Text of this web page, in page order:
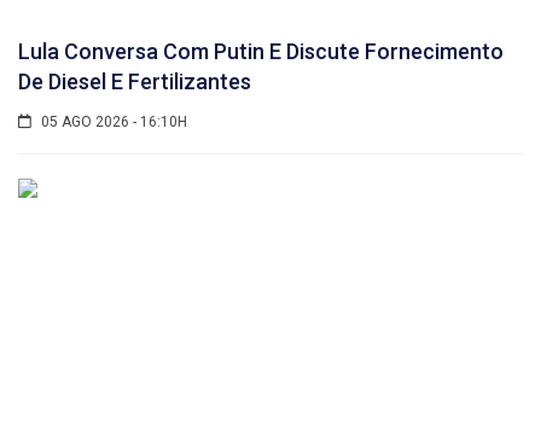
Lula Conversa Com Putin E Discute Fornecimento
De Diesel E Fertilizantes
05 AGO 2026 - 16:10H